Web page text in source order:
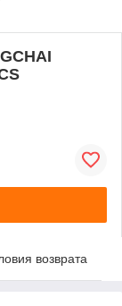
возврата